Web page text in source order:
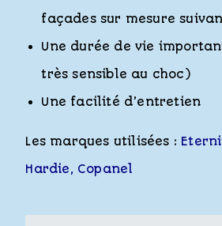
façades sur mesure
Une durée de vie
très sensible au choc)
Une facilité d’entretien
Les marques utilisées :
Hardie, Copanel